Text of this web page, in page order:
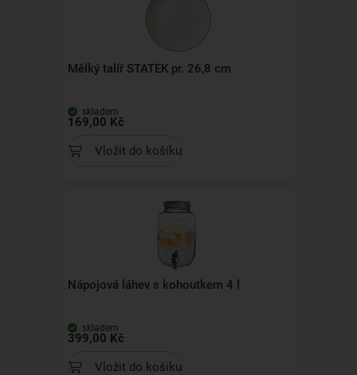
Mělký talíř STATEK pr. 26,8 cm
skladem
169,00 Kč
Vložit do košíku
Nápojová láhev s kohoutkem 4 l
skladem
399,00 Kč
Vložit do košíku